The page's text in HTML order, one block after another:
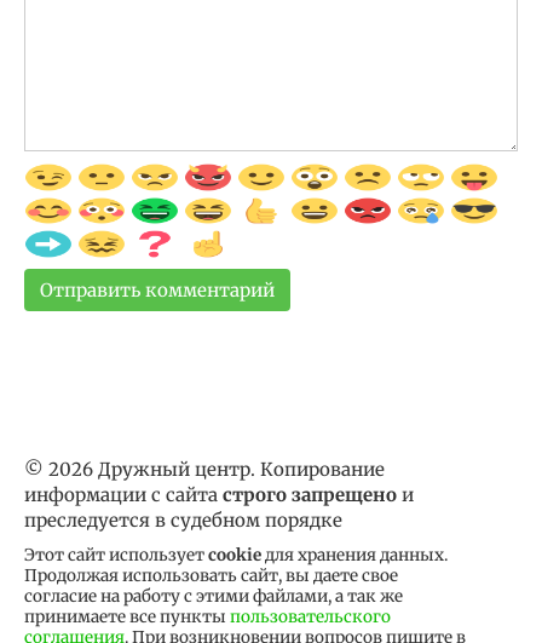
© 2026 Дружный центр. Копирование
информации с сайта строго запрещено и
преследуется в судебном порядке
Этот сайт используетcookieдля хранения данных.
Продолжая использовать сайт, вы даете свое
согласие на работу с этими файлами, а так же
принимаете все пункты пользовательского
соглашения. При возникновении вопросов пишите в